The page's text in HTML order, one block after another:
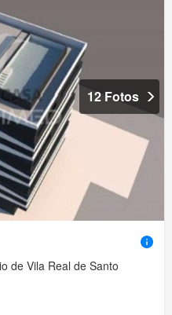
12 Fotos
de Vila Real de Santo